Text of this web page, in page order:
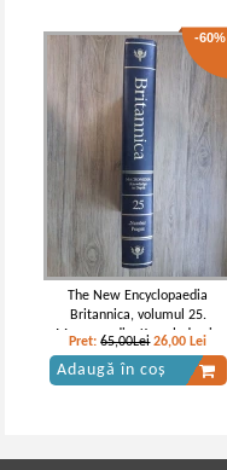
-60%
The New Encyclopaedia
Britannica, volumul 25.
Macropaedia. Knowledge in
depth. Number Praque
Pret:65,00Lei 26,00 Lei
Adaugă în coș